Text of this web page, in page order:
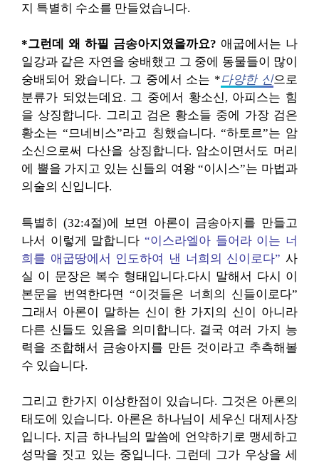
지 특별히 수소를 만들었습니다.
*그런데 왜 하필 금송아지였을까요? 애굽에서는 나
일강과 같은 자연을 숭배했고 그 중에 동물들이 많이
숭배되어 왔습니다. 그 중에서 소는 *다양한 신으로
분류가 되었는데요. 그 중에서 황소신, 아피스는 힘
을 상징합니다. 그리고 검은 황소들 중에 가장 검은
황소는 “므네비스”라고 칭했습니다. “하토르”는 암
소신으로써 다산을 상징합니다. 암소이면서도 머리
에 뿔을 가지고 있는 신들의 여왕 “이시스”는 마법과
의술의 신입니다.
특별히 (32:4절)에 보면 아론이 금송아지를 만들고
나서 이렇게 말합니다 “이스라엘아 들어라 이는 너
희를 애굽땅에서 인도하여 낸 너희의 신이로다” 사
실 이 문장은 복수 형태입니다.다시 말해서 다시 이
본문을 번역한다면 “이것들은 너희의 신들이로다”
그래서 아론이 말하는 신이 한 가지의 신이 아니라
다른 신들도 있음을 의미합니다. 결국 여러 가지 능
력을 조합해서 금송아지를 만든 것이라고 추측해볼
수 있습니다.
그리고 한가지 이상한점이 있습니다. 그것은 아론의
태도에 있습니다. 아론은 하나님이 세우신 대제사장
입니다. 지금 하나님의 말씀에 언약하기로 맹세하고
성막을 짓고 있는 중입니다. 그런데 그가 우상을 세